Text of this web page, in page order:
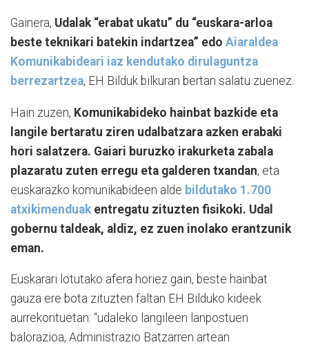
Gainera, Udalak “erabat ukatu” du “euskara-arloa
beste teknikari batekin indartzea” edo Aiaraldea
Komunikabideari iaz kendutako dirulaguntza
berrezartzea, EH Bilduk bilkuran bertan salatu zuenez.
Hain zuzen, Komunikabideko hainbat bazkide eta
langile bertaratu ziren udalbatzara azken erabaki
hori salatzera. Gaiari buruzko irakurketa zabala
plazaratu zuten erregu eta galderen txandan, eta
euskarazko komunikabideen alde bildutako 1.700
atxikimenduak entregatu zituzten fisikoki. Udal
gobernu taldeak, aldiz, ez zuen inolako erantzunik
eman.
Euskarari lotutako afera horiez gain, beste hainbat
gauza ere bota zituzten faltan EH Bilduko kideek
aurrekontuetan: “udaleko langileen lanpostuen
balorazioa, Administrazio Batzarren artean